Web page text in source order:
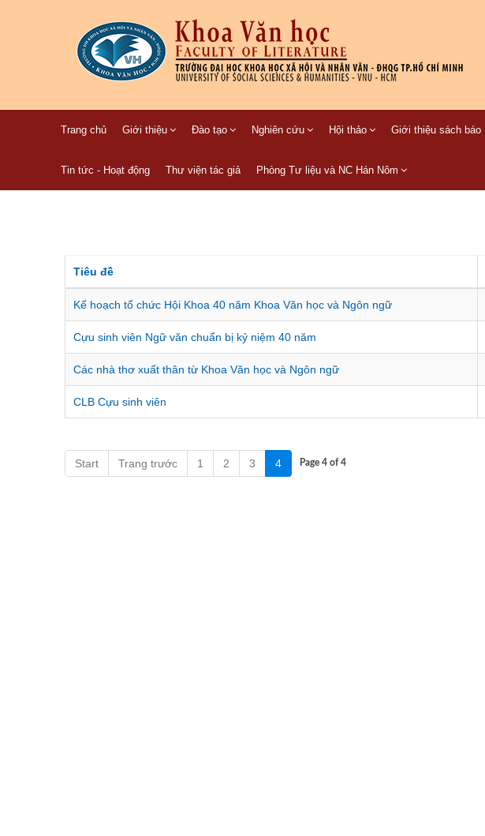
Trang chủ Giới thiệu Đào tạo Nghiên cứu Hội thảo Giới thiệu sách báo
Tin tức - Hoạt động Thư viện tác giả Phòng Tư liệu và NC Hán Nôm
Tiêu đề
Kế hoạch tổ chức Hội Khoa 40 năm Khoa Văn học và Ngôn ngữ
Cựu sinh viên Ngữ văn chuẩn bị kỷ niệm 40 năm
Các nhà thơ xuất thân từ Khoa Văn học và Ngôn ngữ
CLB Cựu sinh viên
Page 4 of 4
Start Trang trước 1 2 3 4